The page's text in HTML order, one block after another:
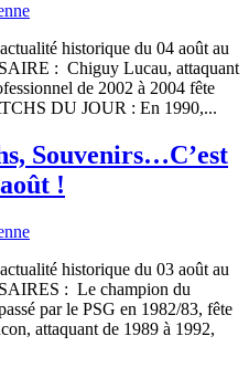
historique du 04 août au
: Chiguy Lucau, attaquant
de 2002 à 2004 fête
DU JOUR : En 1990,...
Souvenirs…C’est
!
historique du 03 août au
: Le champion du
par le PSG en 1982/83, fête
attaquant de 1989 à 1992,